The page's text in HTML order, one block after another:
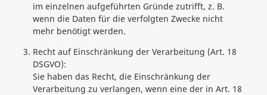
im einzelnen aufgeführten Gründe zutrifft, z. B.
wenn die Daten für die verfolgten Zwecke nicht
mehr benötigt werden.
Recht auf Einschränkung der Verarbeitung (Art. 18
DSGVO):
Sie haben das Recht, die Einschränkung der
Verarbeitung zu verlangen, wenn eine der in Art. 18